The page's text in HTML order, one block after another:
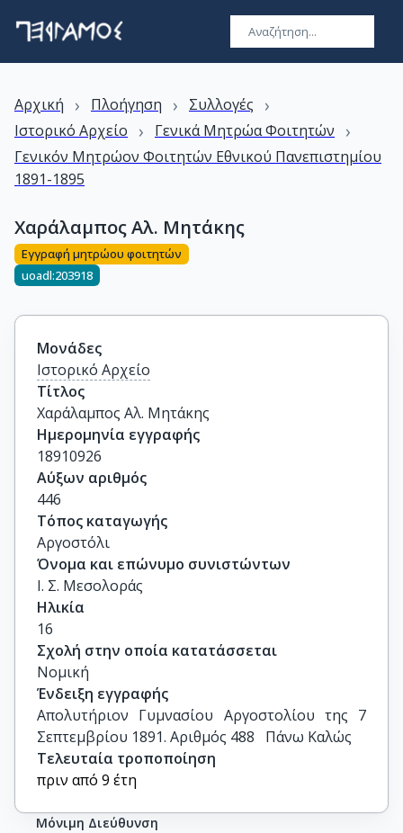
Αρχική › Πλοήγηση › Συλλογές ›
Ιστορικό Αρχείο › Γενικά Μητρώα Φοιτητών ›
Γενικόν Μητρώον Φοιτητών Εθνικού Πανεπιστημίου
1891-1895
Χαράλαμπος Αλ. Μητάκης
Εγγραφή μητρώου φοιτητών
uoadl:203918
Μονάδες
Ιστορικό Αρχείο
Τίτλος
Χαράλαμπος Αλ. Μητάκης
Ημερομηνία εγγραφής
18910926
Αύξων αριθμός
446
Τόπος καταγωγής
Αργοστόλι
Όνομα και επώνυμο συνιστώντων
Ι. Σ. Μεσολοράς
Ηλικία
16
Σχολή στην οποία κατατάσσεται
Νομική
Ένδειξη εγγραφής
Απολυτήριον Γυμνασίου Αργοστολίου της 7
Σεπτεμβρίου 1891. Αριθμός 488   Πάνω Καλώς
Τελευταία τροποποίηση
πριν από 9 έτη
Μόνιμη Διεύθυνση